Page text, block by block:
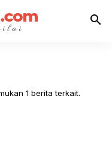
search
1 berita terkait.